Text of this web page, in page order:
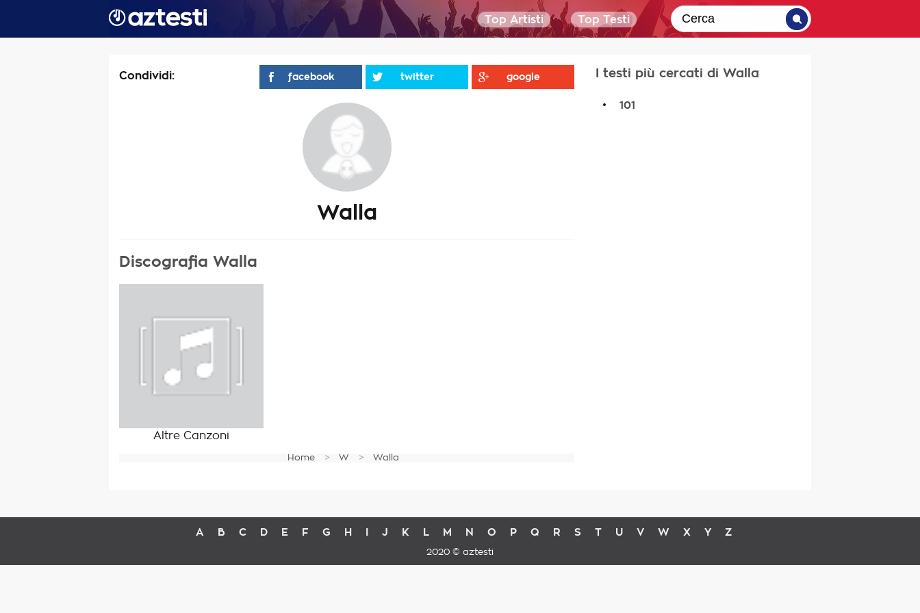
Top Artisti Top Testi
Condividi: facebook twitter google
Walla
Discografia Walla
Altre Canzoni
Home W Walla
I testi più cercati di Walla
. 101
A B C D E F G H I J K L M N O P Q R S T U V W X Y Z
2020 © aztesti